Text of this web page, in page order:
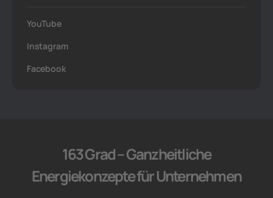
YouTube
Instagram
Facebook
163 Grad – Ganzheitliche
Energiekonzepte für Unternehmen